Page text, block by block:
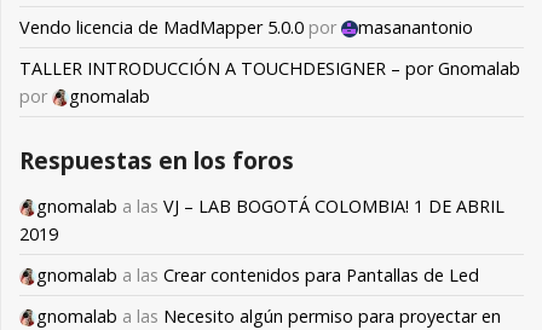
Vendo licencia de MadMapper 5.0.0 por
masanantonio
TALLER INTRODUCCIÓN A TOUCHDESIGNER – por Gnomalab
por
gnomalab
Respuestas en los foros
gnomalab a las VJ – LAB BOGOTÁ COLOMBIA! 1 DE ABRIL
2019
gnomalab a las Crear contenidos para Pantallas de Led
gnomalab a las Necesito algún permiso para proyectar en